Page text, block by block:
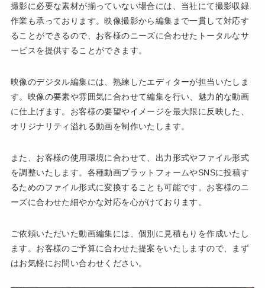
撮影に必要な素材が揃っていない場合には、当社にて撮影収録
作業も承っております。映像撮影から編集まで一貫して対応す
ることができるので、お客様のニーズに合わせたトータルなサ
ービスを提供することができます。
映像のデジタル編集には、熟練したエディターが担当いたしま
す。映像の要素や雰囲気に合わせて編集を行い、魅力的な動画
に仕上げます。お客様の要望やイメージを最大限に反映した、
オリジナリティ溢れる動画を制作いたします。
また、お客様の使用環境に合わせて、出力形式やファイル形式
を調整いたします。各種動画プラットフォームやSNSに投稿す
るためのファイル形式に変換することも可能です。お客様のニ
ーズに合わせた細やかな対応を心がけております。
ご依頼いただいた動画編集には、個別に見積もりを作成いたし
ます。お客様のご予算に合わせた提案をいたしますので、まず
はお気軽にお問い合わせください。